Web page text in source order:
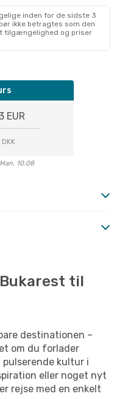
inden for de sidste 3
ikke betragtes som den
tilgængelighed og priser
EUR
DKK
10.08
til
destinationen –
om du forlader
kultur i
eller noget nyt
rejse med en enkelt